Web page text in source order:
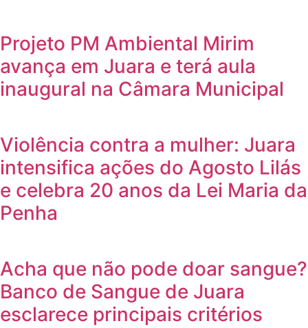
Projeto PM Ambiental Mirim
avança em Juara e terá aula
inaugural na Câmara Municipal
Violência contra a mulher: Juara
intensifica ações do Agosto Lilás
e celebra 20 anos da Lei Maria da
Penha
Acha que não pode doar sangue?
Banco de Sangue de Juara
esclarece principais critérios